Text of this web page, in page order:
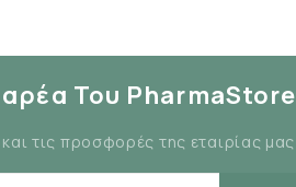
Του PharmaStore
τις προσφορές της εταιρίας μας